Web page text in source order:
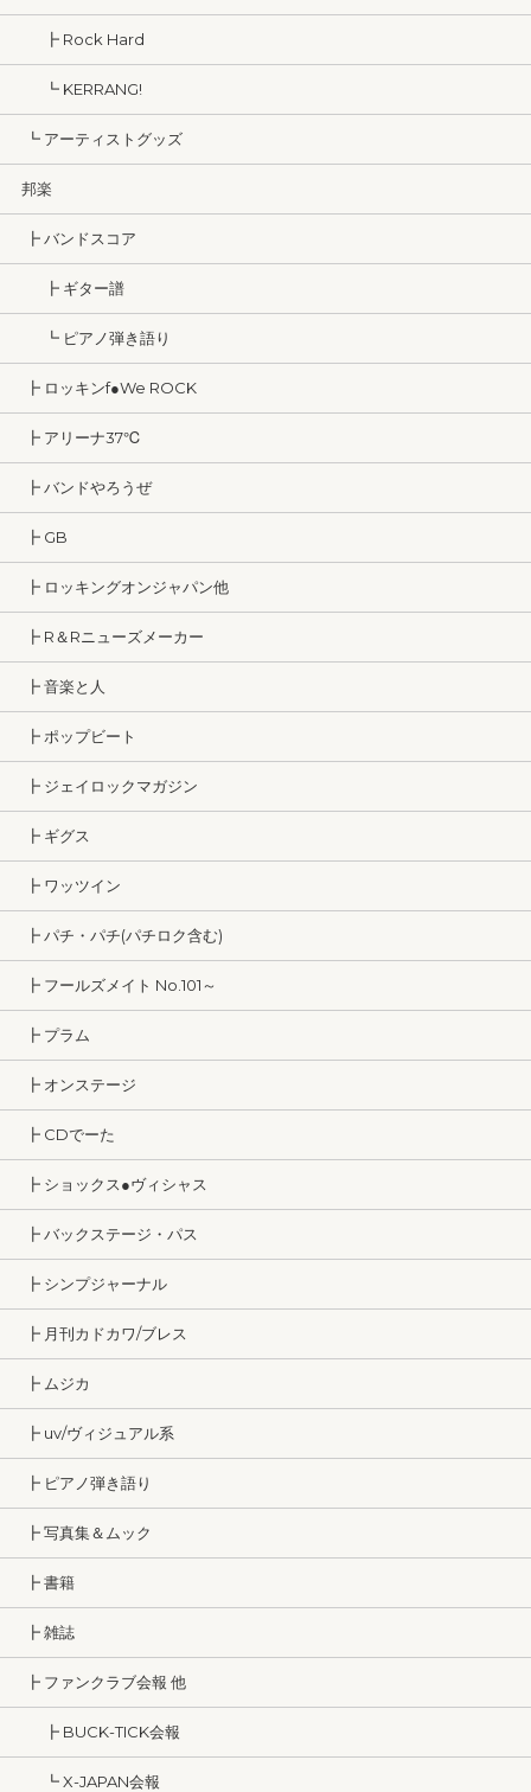
┣ Rock Hard
┗ KERRANG!
┗ アーティストグッズ
邦楽
┣ バンドスコア
┣ ギター譜
┗ ピアノ弾き語り
┣ ロッキンf●We ROCK
┣ アリーナ37℃
┣ バンドやろうぜ
┣ GB
┣ ロッキングオンジャパン他
┣ R＆Rニューズメーカー
┣ 音楽と人
┣ ポップビート
┣ ジェイロックマガジン
┣ ギグス
┣ ワッツイン
┣ パチ・パチ(パチロク含む)
┣ フールズメイト No.101～
┣ プラム
┣ オンステージ
┣ CDでーた
┣ ショックス●ヴィシャス
┣ バックステージ・パス
┣ シンプジャーナル
┣ 月刊カドカワ/ブレス
┣ ムジカ
┣ uv/ヴィジュアル系
┣ ピアノ弾き語り
┣ 写真集＆ムック
┣ 書籍
┣ 雑誌
┣ ファンクラブ会報 他
┣ BUCK-TICK会報
┗ X-JAPAN会報